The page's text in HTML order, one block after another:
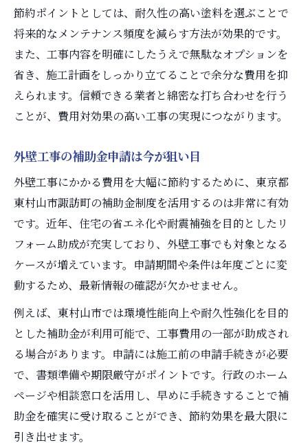
節約ポイントとしては、耐久性の高い塗料を選ぶことで
将来的なメンテナンス頻度を減らす方法が効果的です。
また、工事内容を明確にしたうえで無駄なオプションを
省き、施工計画をしっかり立てることで余分な費用を抑
えられます。信頼できる業者と綿密な打ち合わせを行う
ことが、費用対効果の高い工事の実現につながります。
外壁工事の補助金申請は今が狙い目
外壁工事にかかる費用を大幅に節約するために、東京都
東村山市諏訪町の補助金制度を活用するのは非常に有効
です。近年、住宅の省エネ化や耐震補強を目的としたリ
フォーム助成が充実しており、外壁工事でも対象となる
ケースが増えています。申請期間や条件は年度ごとに変
動するため、最新情報の確認が欠かせません。
例えば、東村山市では環境性能向上や耐久性強化を目的
とした補助金が利用可能で、工事費用の一部が助成され
る場合があります。申請には施工前の申請手続きが必要
で、書類準備や期限厳守がポイントです。行政のホーム
ページや相談窓口を活用し、早めに手続きすることで補
助金を確実に受け取ることができ、節約効果を最大限に
引き出せます。